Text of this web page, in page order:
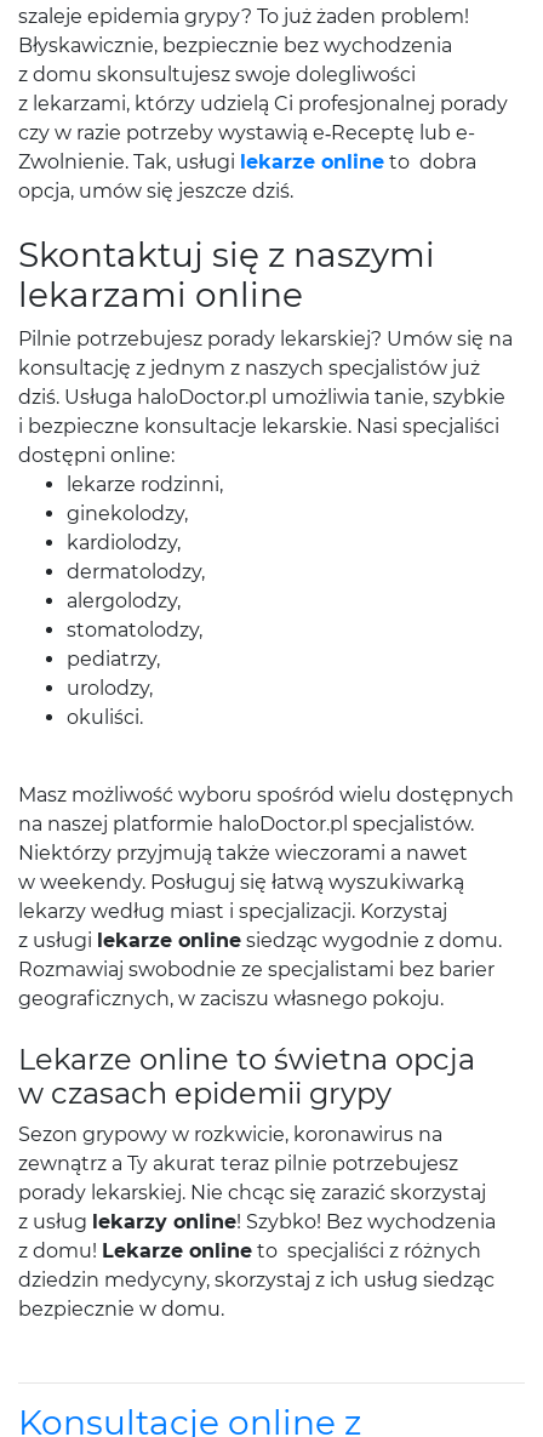
szaleje epidemia grypy? To już żaden problem!
Błyskawicznie, bezpiecznie bez wychodzenia
z domu skonsultujesz swoje dolegliwości
z lekarzami, którzy udzielą Ci profesjonalnej porady
czy w razie potrzeby wystawią e‑Receptę lub e-
Zwolnienie. Tak, usługi lekarze online to dobra
opcja, umów się jeszcze dziś.
Skontaktuj się z naszymi
lekarzami online
Pilnie potrzebujesz porady lekarskiej? Umów się na
konsultację z jednym z naszych specjalistów już
dziś. Usługa haloDoctor.pl umożliwia tanie, szybkie
i bezpieczne konsultacje lekarskie. Nasi specjaliści
dostępni online:
lekarze rodzinni,
ginekolodzy,
kardiolodzy,
dermatolodzy,
alergolodzy,
stomatolodzy,
pediatrzy,
urolodzy,
okuliści.
Masz możliwość wyboru spośród wielu dostępnych
na naszej platformie haloDoctor.pl specjalistów.
Niektórzy przyjmują także wieczorami a nawet
w weekendy. Posługuj się łatwą wyszukiwarką
lekarzy według miast i specjalizacji. Korzystaj
z usługi lekarze online siedząc wygodnie z domu.
Rozmawiaj swobodnie ze specjalistami bez barier
geograficznych, w zaciszu własnego pokoju.
Lekarze online to świetna opcja
w czasach epidemii grypy
Sezon grypowy w rozkwicie, koronawirus na
zewnątrz a Ty akurat teraz pilnie potrzebujesz
porady lekarskiej. Nie chcąc się zarazić skorzystaj
z usług lekarzy online! Szybko! Bez wychodzenia
z domu! Lekarze online to specjaliści z różnych
dziedzin medycyny, skorzystaj z ich usług siedząc
bezpiecznie w domu.
Konsultacje online z